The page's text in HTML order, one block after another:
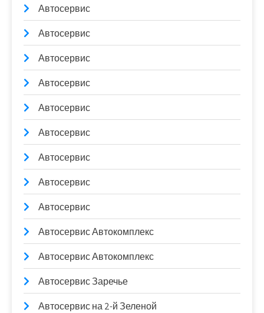
Автосервис
Автосервис
Автосервис
Автосервис
Автосервис
Автосервис
Автосервис
Автосервис
Автосервис
Автосервис Автокомплекс
Автосервис Автокомплекс
Автосервис Заречье
Автосервис на 2-й Зеленой